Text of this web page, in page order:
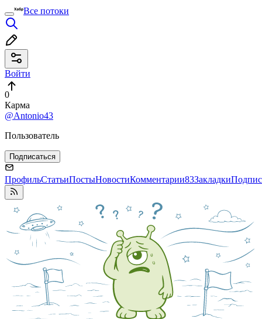
Все потоки
Войти
0
Карма
@Antonio43
Пользователь
Подписаться
ПрофильСтатьиПостыНовостиКомментарии83Закладки